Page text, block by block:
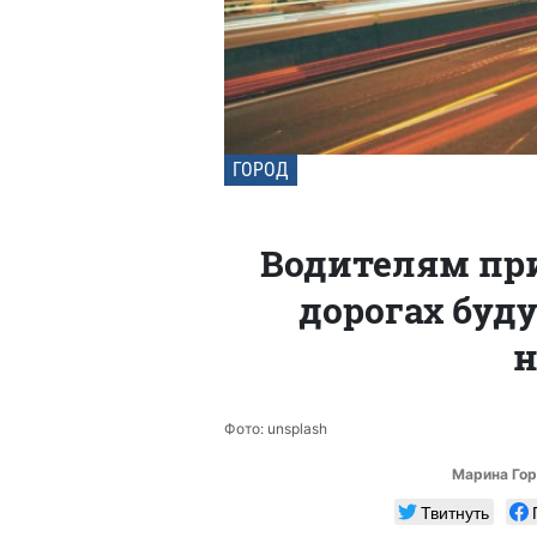
ГОРОД
Водителям
дорогах
Фото: unsplash
Марина
Твитнуть